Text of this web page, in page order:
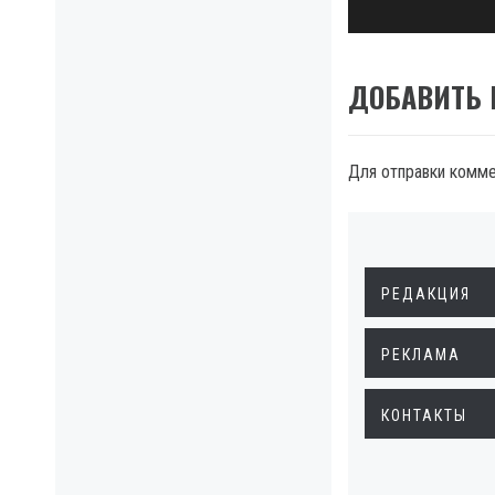
ДОБАВИТЬ
Для отправки
РЕДАКЦИЯ
РЕКЛАМА
КОНТАКТЫ